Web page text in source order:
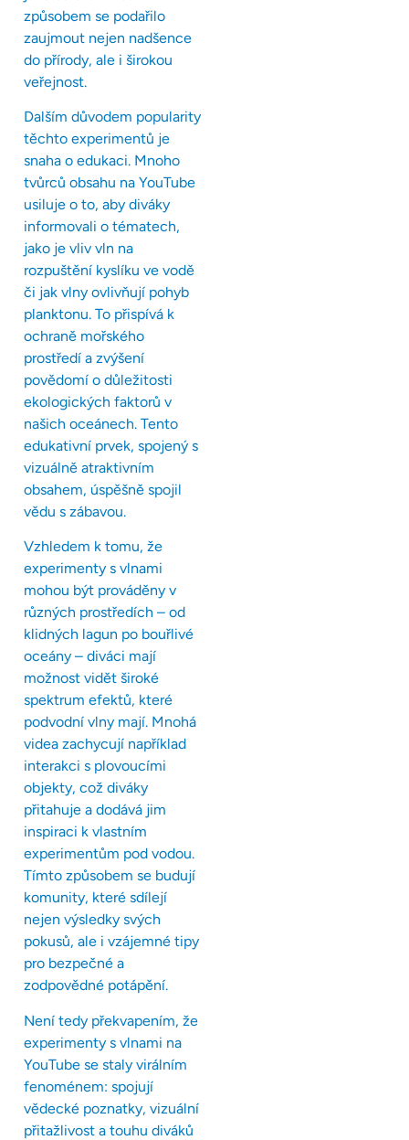
způsobem se podařilo
zaujmout nejen nadšence
do přírody, ale i širokou
veřejnost.
Dalším důvodem popularity
těchto experimentů je
snaha o edukaci. Mnoho
tvůrců obsahu na YouTube
usiluje o to, aby diváky
informovali o tématech,
jako je vliv vln na
rozpuštění kyslíku ve vodě
či jak vlny ovlivňují pohyb
planktonu. To přispívá k
ochraně mořského
prostředí a zvýšení
povědomí o důležitosti
ekologických faktorů v
našich oceánech. Tento
edukativní prvek, spojený s
vizuálně atraktivním
obsahem, úspěšně spojil
vědu s zábavou.
Vzhledem k tomu, že
experimenty s vlnami
mohou být prováděny v
různých prostředích – od
klidných lagun po bouřlivé
oceány – diváci mají
možnost vidět široké
spektrum efektů, které
podvodní vlny mají. Mnohá
videa zachycují například
interakci s plovoucími
objekty, což diváky
přitahuje a dodává jim
inspiraci k vlastním
experimentům pod vodou.
Tímto způsobem se budují
komunity, které sdílejí
nejen výsledky svých
pokusů, ale i vzájemné tipy
pro bezpečné a
zodpovědné potápění.
Není tedy překvapením, že
experimenty s vlnami na
YouTube se staly virálním
fenoménem: spojují
vědecké poznatky, vizuální
přitažlivost a touhu diváků